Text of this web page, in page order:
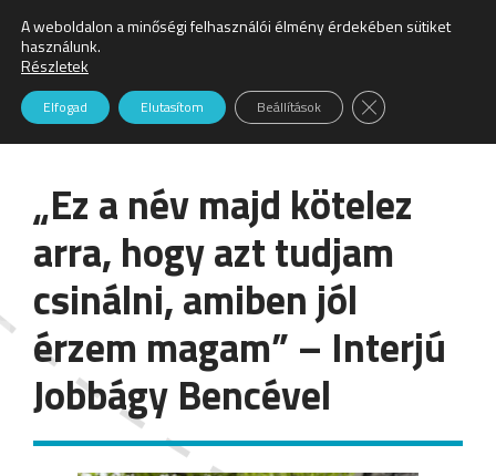
Keresés:
Hírek
„Ez a név majd kötelez
arra, hogy azt tudjam
csinálni, amiben jól
érzem magam” – Interjú
Jobbágy Bencével
A weboldalon a minőségi felhasználói élmény érdekében sütiket
használunk.
Részletek
Elfogad Elutasítom Beállítások Close GDPR